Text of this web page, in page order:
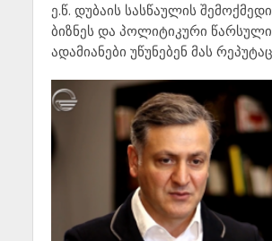
ე.წ. დუბაის სასწაულის
ბიზნეს და პოლიტიკური
ადამიანები უწუნებენ მას